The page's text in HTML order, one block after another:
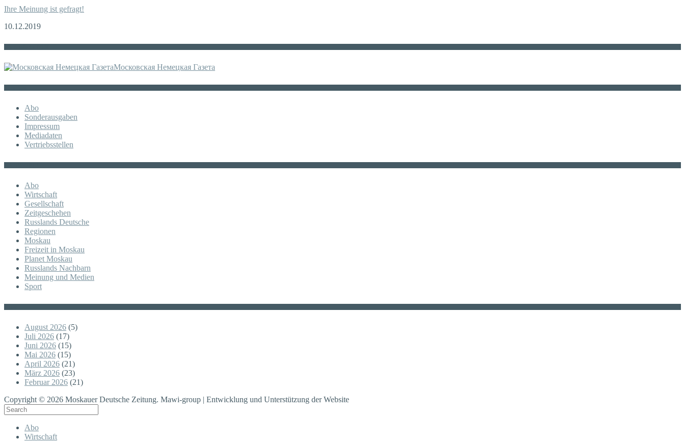
Ihre Meinung ist gefragt!
10.12.2019
Московская Немецкая Газета
Abo
Sonderausgaben
Impressum
Mediadaten
Vertriebsstellen
Abo
Wirtschaft
Gesellschaft
Zeitgeschehen
Russlands Deutsche
Regionen
Moskau
Freizeit in Moskau
Planet Moskau
Russlands Nachbarn
Meinung und Medien
Sport
August 2026 (5)
Juli 2026 (17)
Juni 2026 (15)
Mai 2026 (15)
April 2026 (21)
März 2026 (23)
Februar 2026 (21)
Copyright © 2026 Moskauer Deutsche Zeitung. Mawi-group | Entwicklung und Unterstützung der Website
Abo
Wirtschaft